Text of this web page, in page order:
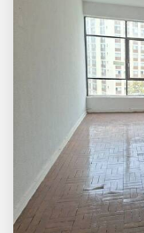
QUITINETE À
R$
Bela Vista